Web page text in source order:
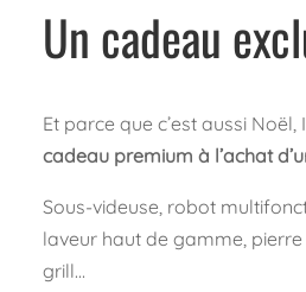
Un cadeau
Et parce que c’est aussi
cadeau premium à l’achat
Sous-videuse, robot
laveur haut de gamme,
grill…